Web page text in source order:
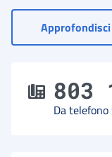
Approfondisci
803
Da